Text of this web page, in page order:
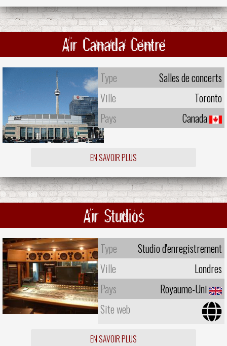
Air Canada Centre
Type
Salles de concerts
Ville
Toronto
Pays
Canada
EN SAVOIR PLUS
Air Studios
Type
Studio d'enregistrement
Ville
Londres
Pays
Royaume-Uni
Site web
EN SAVOIR PLUS